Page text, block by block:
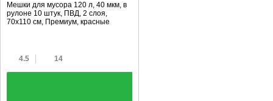
Мешки для мусора 120 л, 40 мкм, в
рулоне 10 штук, ПВД, 2 слоя,
70x110 см, Премиум, красные
4.5 14